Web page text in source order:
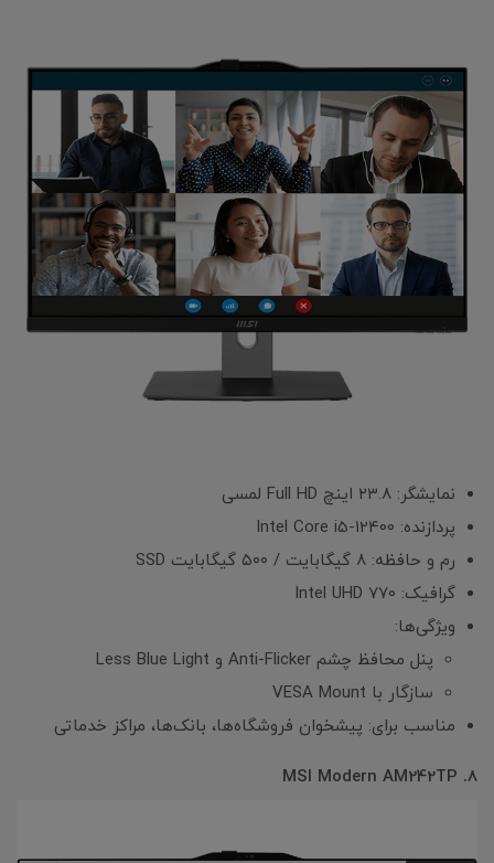
نمایشگر: ۲۳.۸ اینچ Full HD لمسی
پردازنده: Intel Core i5-12400
رم و حافظه: ۸ گیگابایت / ۵۰۰ گیگابایت SSD
گرافیک: Intel UHD 770
ویژگی‌ها:
پنل محافظ چشم Anti-Flicker و Less Blue Light
سازگار با VESA Mount
مناسب برای: پیشخوان فروشگاه‌ها، بانک‌ها، مراکز خدماتی
8. MSI Modern AM242TP